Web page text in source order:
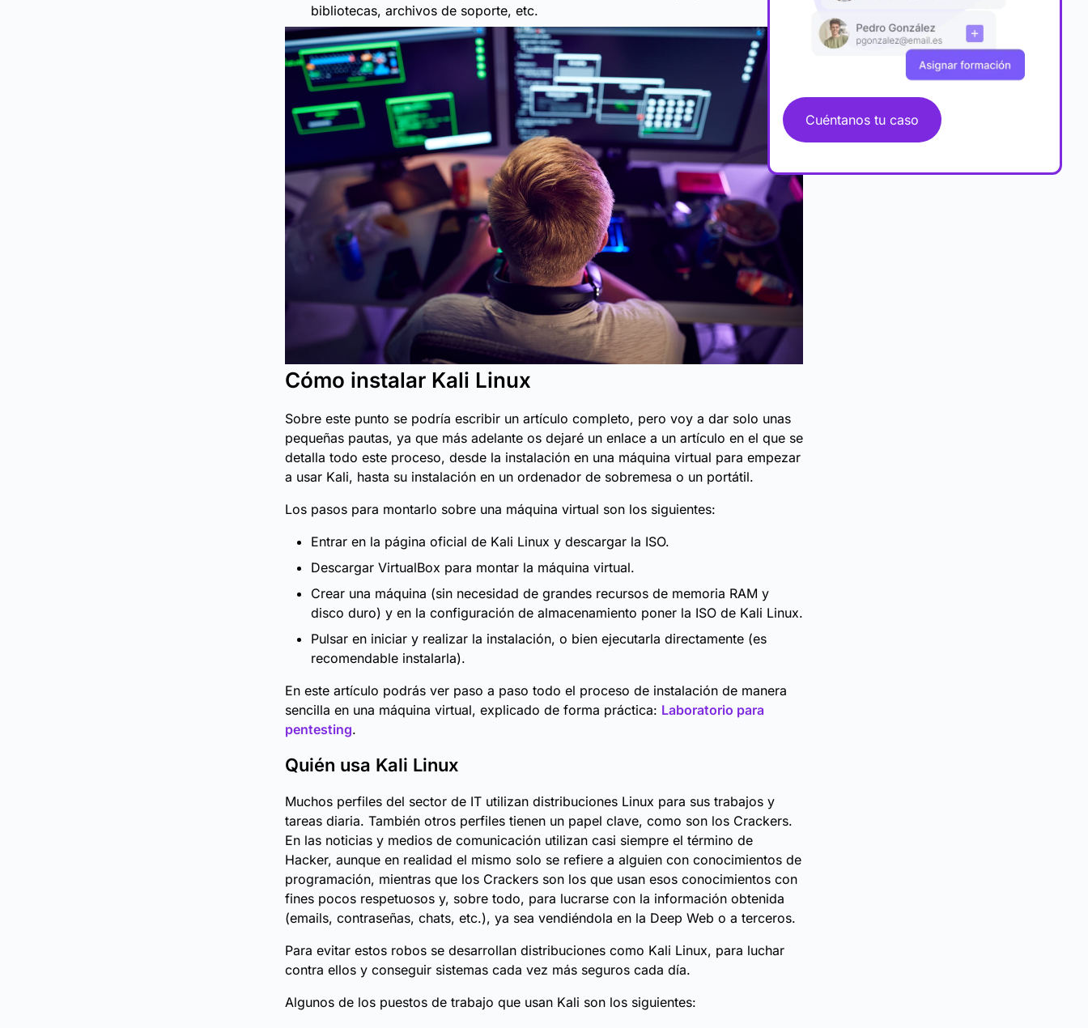
bibliotecas, archivos de soporte, etc.
Cómo instalar Kali Linux
Sobre este punto se podría escribir un artículo completo, pero voy a dar solo unas
pequeñas pautas, ya que más adelante os dejaré un enlace a un artículo en el que se
detalla todo este proceso, desde la instalación en una máquina virtual para empezar
a usar Kali, hasta su instalación en un ordenador de sobremesa o un portátil.
Los pasos para montarlo sobre una máquina virtual son los siguientes:
Entrar en la página oficial de Kali Linux y descargar la ISO.
Descargar VirtualBox para montar la máquina virtual.
Crear una máquina (sin necesidad de grandes recursos de memoria RAM y
disco duro) y en la configuración de almacenamiento poner la ISO de Kali Linux.
Pulsar en iniciar y realizar la instalación, o bien ejecutarla directamente (es
recomendable instalarla).
En este artículo podrás ver paso a paso todo el proceso de instalación de manera
sencilla en una máquina virtual, explicado de forma práctica: Laboratorio para
pentesting.
Quién usa Kali Linux
Muchos perfiles del sector de IT utilizan distribuciones Linux para sus trabajos y
tareas diaria. También otros perfiles tienen un papel clave, como son los Crackers.
En las noticias y medios de comunicación utilizan casi siempre el término de
Hacker, aunque en realidad el mismo solo se refiere a alguien con conocimientos de
programación, mientras que los Crackers son los que usan esos conocimientos con
fines pocos respetuosos y, sobre todo, para lucrarse con la información obtenida
(emails, contraseñas, chats, etc.), ya sea vendiéndola en la Deep Web o a terceros.
Para evitar estos robos se desarrollan distribuciones como Kali Linux, para luchar
contra ellos y conseguir sistemas cada vez más seguros cada día.
Algunos de los puestos de trabajo que usan Kali son los siguientes:
Cuéntanos tu caso